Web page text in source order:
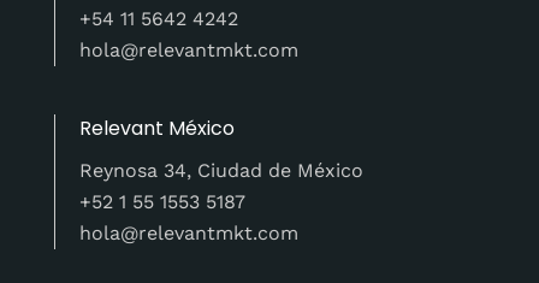
+54 11 5642 4242
hola@relevantmkt.com
Relevant México
Reynosa 34, Ciudad de México
+52 1 55 1553 5187
hola@relevantmkt.com